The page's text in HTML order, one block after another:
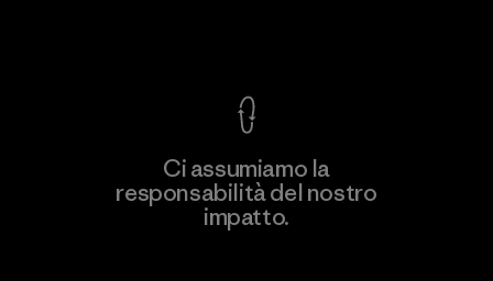
Ci assumiamo la
responsabilità del nostro
impatto.